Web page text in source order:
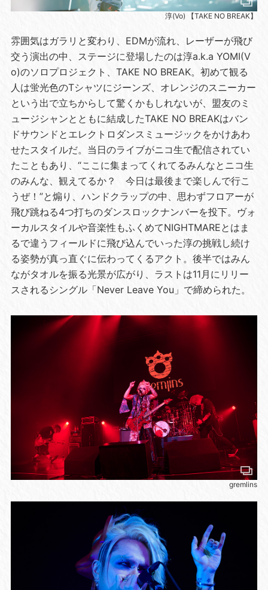
淳(Vo) 【TAKE NO BREAK】
雰囲気はガラリと変わり、EDMが流れ、レーザーが飛び
交う演出の中、ステージに登場したのは淳a.k.a YOMI(V
o)のソロプロジェクト、TAKE NO BREAK。初めて観る
人は蛍光色のTシャツにジーンズ、オレンジのスニーカー
という出で立ちからして驚くかもしれないが、盟友のミ
ュージシャンとともに結成したTAKE NO BREAKはバン
ドサウンドとエレクトロダンスミュージックをかけあわ
せたスタイルだ。当日のライブがニコ生で配信されてい
たこともあり、“ここに集まってくれてるみんなとニコ生
のみんな、観えてるか？ 今日は最後まで楽しんで行こ
うぜ！”と煽り、ハンドクラップの中、思わずフロアーが
飛び跳ねる4つ打ちのダンスロックナンバーを投下。ヴォ
ーカルスタイルや音楽性もふくめてNIGHTMAREとはま
るで違うフィールドに飛び込んでいった淳の挑戦し続け
る姿勢が真っ直ぐに伝わってくるアクト。後半ではみん
ながタオルを振る光景が広がり、ラストは11月にリリー
スされるシングル「Never Leave You」で締められた。
gremlins